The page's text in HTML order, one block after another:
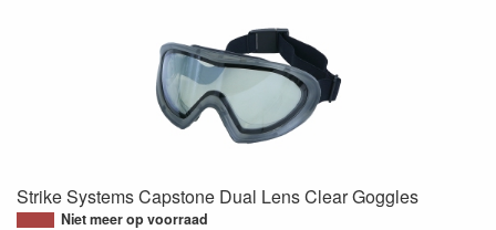
Strike Systems Capstone Dual Lens Clear Goggles
Niet meer op voorraad